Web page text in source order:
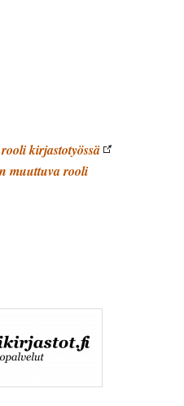
kirjastotyössä
muuttuva rooli